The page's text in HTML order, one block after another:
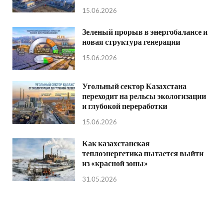
15.06.2026
Зеленый прорыв в энергобалансе и
новая структура генерации
15.06.2026
Угольный сектор Казахстана
переходит на рельсы экологизации
и глубокой переработки
15.06.2026
Как казахстанская
теплоэнергетика пытается выйти
из «красной зоны»
31.05.2026